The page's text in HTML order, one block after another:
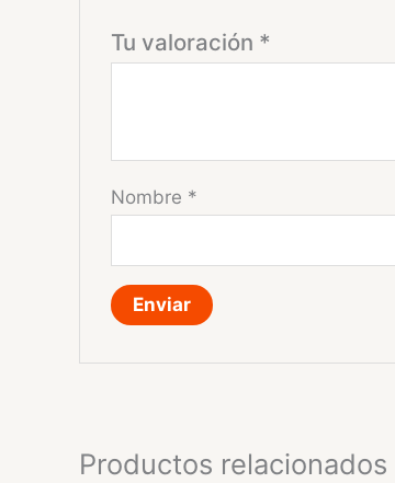
Tu valoración *
Nombre *
Productos relacionados